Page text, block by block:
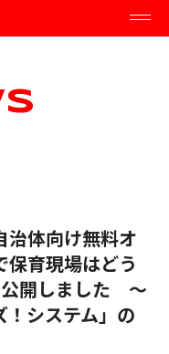
治体向け無料オ
育現場はどう
公開しました ～
システム」の